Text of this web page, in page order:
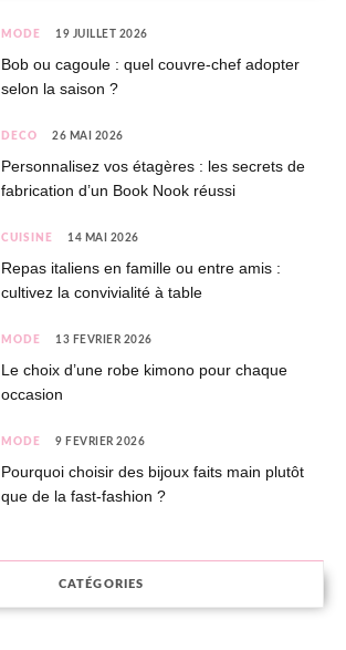
MODE 19 JUILLET 2026
Bob ou cagoule : quel couvre-chef adopter
selon la saison ?
DÉCO 26 MAI 2026
Personnalisez vos étagères : les secrets de
fabrication d’un Book Nook réussi
CUISINE 14 MAI 2026
Repas italiens en famille ou entre amis :
cultivez la convivialité à table
MODE 13 FÉVRIER 2026
Le choix d’une robe kimono pour chaque
occasion
MODE 9 FÉVRIER 2026
Pourquoi choisir des bijoux faits main plutôt
que de la fast-fashion ?
CATÉGORIES